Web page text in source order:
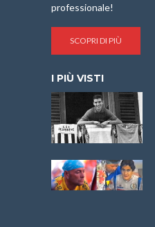
professionale!
SCOPRI DI PIÙ
I PIÙ VISTI